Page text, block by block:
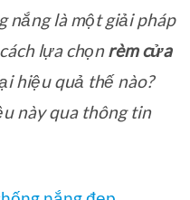
nắng là một giải pháp
lựa chọnrèm cửa
hiệu quả thế nào?
này qua thông tin